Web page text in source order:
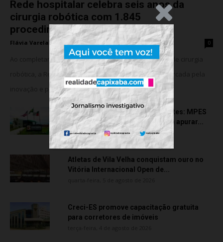
.Anúncio
Rede hospitalar celebra seis anos da
cirurgia robótica com 1.845
procedimentos
Flávia Varela - quinta-feira, 6 de agosto de 2026 0
Ao completar seis anos da implantação do programa de cirurgia
robótica, a Rede Meridional celebra uma trajetória marcada pela
inovação e pela consolidação da...
Transporte particular de pacientes: MPES
aciona Câmara de Anchieta para apurar...
quarta-feira, 5 de agosto de 2026
Atletas de Vila Velha conquistam ouro no
Vitória Internacional Open de...
Creci-ES promove capacitação gratuita
para corretores de imóveis